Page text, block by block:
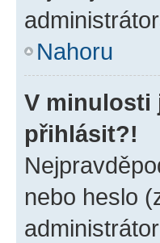
Nahoru
V minulosti
přihlásit?!
nebo heslo